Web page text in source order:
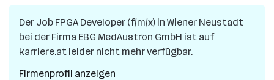
Neustadt
Der Job FPGA Developer (f/m/x) in Wiener Neustadt
bei der Firma EBG MedAustron GmbH ist auf
karriere.at leider nicht mehr verfügbar.
Firmenprofil anzeigen